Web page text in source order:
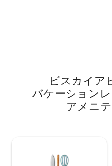
ビスカイア
バ⁠ケ⁠ー⁠シ⁠ョ⁠ン⁠
ア⁠メ⁠ニ⁠